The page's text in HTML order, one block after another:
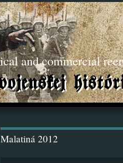
and commercial
Malatiná 2012